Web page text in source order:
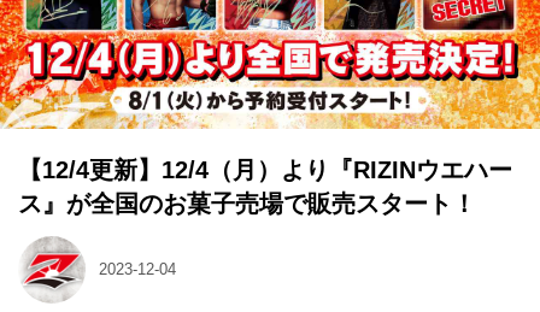
【12/4更新】12/4（月）より『RIZINウエハー
ス』が全国のお菓子売場で販売スタート！
2023-12-04